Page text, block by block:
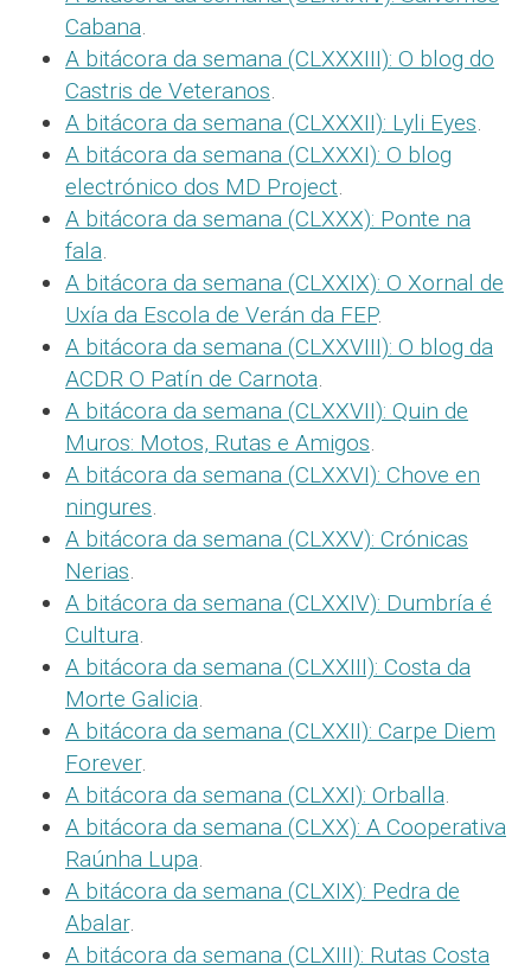
Cabana.
A bitácora da semana (CLXXXIII): O blog do
Castris de Veteranos.
A bitácora da semana (CLXXXII): Lyli Eyes.
A bitácora da semana (CLXXXI): O blog
electrónico dos MD Project.
A bitácora da semana (CLXXX): Ponte na
fala.
A bitácora da semana (CLXXIX): O Xornal de
Uxía da Escola de Verán da FEP.
A bitácora da semana (CLXXVIII): O blog da
ACDR O Patín de Carnota.
A bitácora da semana (CLXXVII): Quin de
Muros: Motos, Rutas e Amigos.
A bitácora da semana (CLXXVI): Chove en
ningures.
A bitácora da semana (CLXXV): Crónicas
Nerias.
A bitácora da semana (CLXXIV): Dumbría é
Cultura.
A bitácora da semana (CLXXIII): Costa da
Morte Galicia.
A bitácora da semana (CLXXII): Carpe Diem
Forever.
A bitácora da semana (CLXXI): Orballa.
A bitácora da semana (CLXX): A Cooperativa
Raúnha Lupa.
A bitácora da semana (CLXIX): Pedra de
Abalar.
A bitácora da semana (CLXIII): Rutas Costa